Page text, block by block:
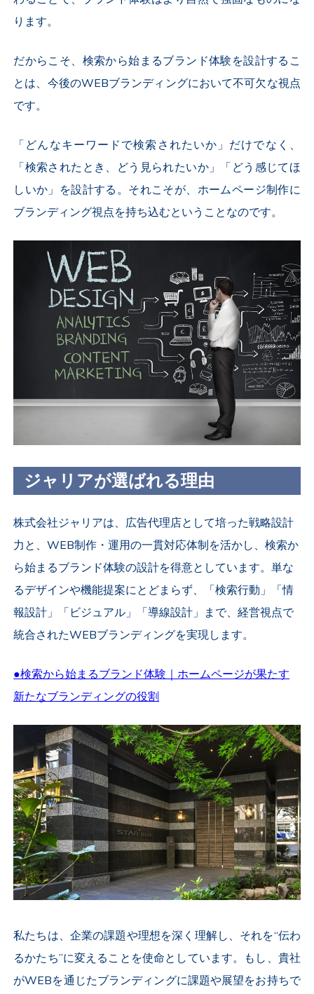
ります。
だからこそ、検索から始まるブランド体験を設計するこ
とは、今後のWEBブランディングにおいて不可欠な視点
です。
「どんなキーワードで検索されたいか」だけでなく、
「検索されたとき、どう見られたいか」「どう感じてほ
しいか」を設計する。それこそが、ホームページ制作に
ブランディング視点を持ち込むということなのです。
ジャリアが選ばれる理由
株式会社ジャリアは、広告代理店として培った戦略設計
力と、WEB制作・運用の一貫対応体制を活かし、検索か
ら始まるブランド体験の設計を得意としています。単な
るデザインや機能提案にとどまらず、「検索行動」「情
報設計」「ビジュアル」「導線設計」まで、経営視点で
統合されたWEBブランディングを実現します。
●検索から始まるブランド体験｜ホームページが果たす
新たなブランディングの役割
私たちは、企業の課題や理想を深く理解し、それを“伝わ
るかたち”に変えることを使命としています。もし、貴社
がWEBを通じたブランディングに課題や展望をお持ちで